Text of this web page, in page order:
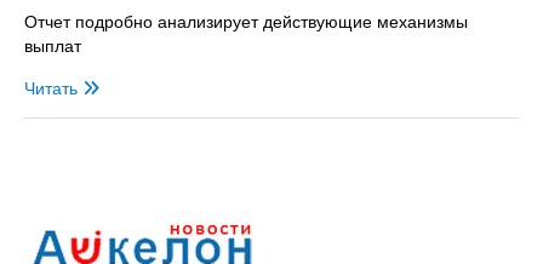
Отчет подробно анализирует действующие механизмы
выплат
Читать